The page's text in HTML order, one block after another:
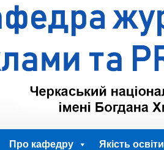
Про кафедру Якість освіти